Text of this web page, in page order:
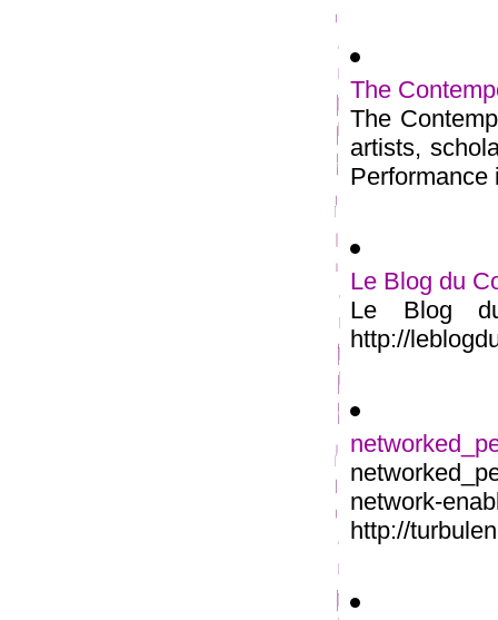
The
The
artists,
Performance
Le Blog du
Le Blog
http://
http://